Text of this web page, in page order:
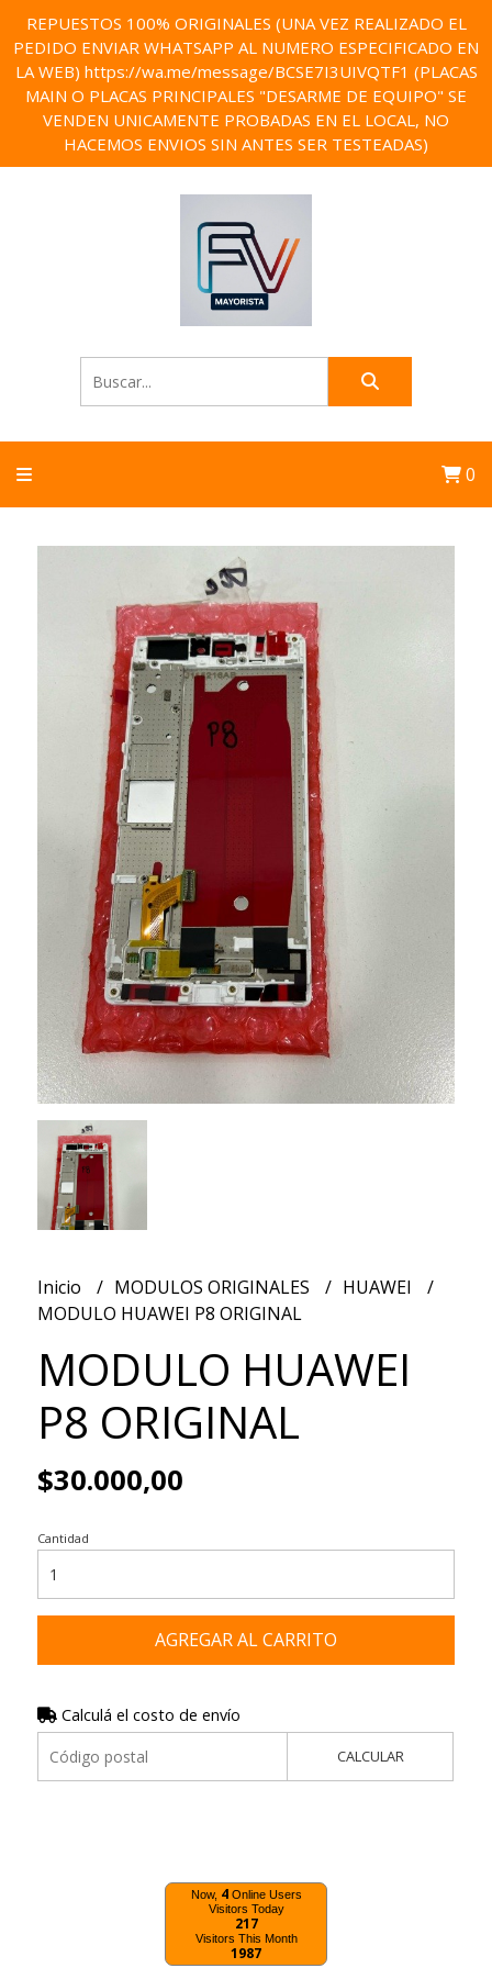
REPUESTOS 100% ORIGINALES (UNA VEZ REALIZADO EL
PEDIDO ENVIAR WHATSAPP AL NUMERO ESPECIFICADO EN
LA WEB) https://wa.me/message/BCSE7I3UIVQTF1 (PLACAS
MAIN O PLACAS PRINCIPALES "DESARME DE EQUIPO" SE
VENDEN UNICAMENTE PROBADAS EN EL LOCAL, NO
HACEMOS ENVIOS SIN ANTES SER TESTEADAS)
0
Inicio MODULOS ORIGINALES
HUAWEI
MODULO HUAWEI P8 ORIGINAL
MODULO HUAWEI
P8 ORIGINAL
$30.000,00
Cantidad
AGREGAR AL CARRITO
Calculá el costo de envío
CALCULAR
Now, 4Online Users
Visitors Today
217
Visitors This Month
1987